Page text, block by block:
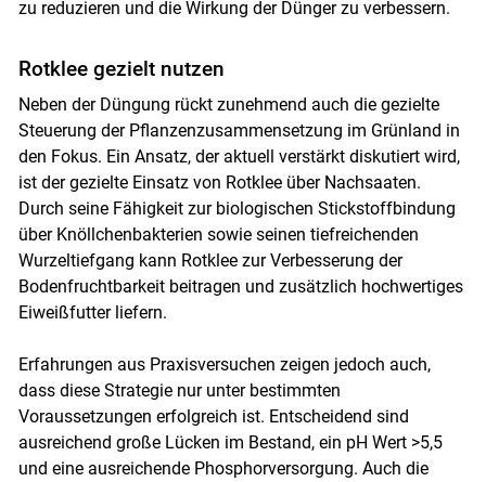
zu reduzieren und die Wirkung der Dünger zu verbessern.
Rotklee gezielt nutzen
Neben der Düngung rückt zunehmend auch die gezielte
Steuerung der Pflanzenzusammensetzung im Grünland in
den Fokus. Ein Ansatz, der aktuell verstärkt diskutiert wird,
ist der gezielte Einsatz von Rotklee über Nachsaaten.
Durch seine Fähigkeit zur biologischen Stickstoffbindung
über Knöllchenbakterien sowie seinen tiefreichenden
Wurzeltiefgang kann Rotklee zur Verbesserung der
Bodenfruchtbarkeit beitragen und zusätzlich hochwertiges
Eiweißfutter liefern.
Erfahrungen aus Praxisversuchen zeigen jedoch auch,
dass diese Strategie nur unter bestimmten
Voraussetzungen erfolgreich ist. Entscheidend sind
ausreichend große Lücken im Bestand, ein pH Wert >5,5
und eine ausreichende Phosphorversorgung. Auch die